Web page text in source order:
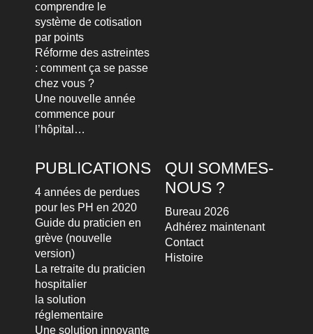
comprendre le
système de cotisation
par points
Réforme des astreintes
: comment ça se passe
chez vous ?
Une nouvelle année
commence pour
l’hôpital…
PUBLICATIONS
4 années de perdues
pour les PH en 2020
Guide du praticien en
grève (nouvelle
version)
La retraite du praticien
hospitalier
la solution
réglementaire
Une solution innovante
QUI SOMMES-
NOUS ?
Bureau 2026
Adhérez maintenant
Contact
Histoire